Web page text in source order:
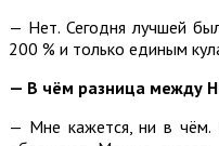
— Нет. Сегодня лучшей
200 % и только единым
— В чём разница между
— Мне кажется, ни в